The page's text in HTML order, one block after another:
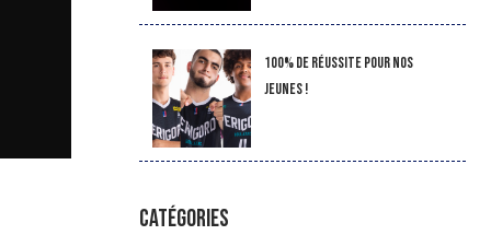
100% de réussite pour nos
jeunes !
CATÉGORIES